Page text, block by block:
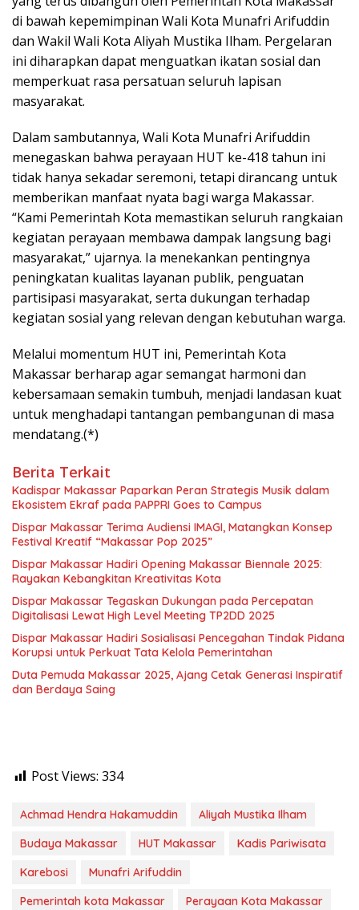
di bawah kepemimpinan Wali Kota Munafri Arifuddin
dan Wakil Wali Kota Aliyah Mustika Ilham. Pergelaran
ini diharapkan dapat menguatkan ikatan sosial dan
memperkuat rasa persatuan seluruh lapisan
masyarakat.
Dalam sambutannya, Wali Kota Munafri Arifuddin
menegaskan bahwa perayaan HUT ke-418 tahun ini
tidak hanya sekadar seremoni, tetapi dirancang untuk
memberikan manfaat nyata bagi warga Makassar.
“Kami Pemerintah Kota memastikan seluruh rangkaian
kegiatan perayaan membawa dampak langsung bagi
masyarakat,” ujarnya. Ia menekankan pentingnya
peningkatan kualitas layanan publik, penguatan
partisipasi masyarakat, serta dukungan terhadap
kegiatan sosial yang relevan dengan kebutuhan warga.
Melalui momentum HUT ini, Pemerintah Kota
Makassar berharap agar semangat harmoni dan
kebersamaan semakin tumbuh, menjadi landasan kuat
untuk menghadapi tantangan pembangunan di masa
mendatang.(*)
Berita Terkait
Kadispar Makassar Paparkan Peran Strategis Musik dalam
Ekosistem Ekraf pada PAPPRI Goes to Campus
Dispar Makassar Terima Audiensi IMAGI, Matangkan Konsep
Festival Kreatif “Makassar Pop 2025”
Dispar Makassar Hadiri Opening Makassar Biennale 2025:
Rayakan Kebangkitan Kreativitas Kota
Dispar Makassar Tegaskan Dukungan pada Percepatan
Digitalisasi Lewat High Level Meeting TP2DD 2025
Dispar Makassar Hadiri Sosialisasi Pencegahan Tindak Pidana
Korupsi untuk Perkuat Tata Kelola Pemerintahan
Duta Pemuda Makassar 2025, Ajang Cetak Generasi Inspiratif
dan Berdaya Saing
Post Views: 334
Achmad Hendra Hakamuddin
Aliyah Mustika Ilham
Budaya Makassar
HUT Makassar
Kadis Pariwisata
Karebosi
Munafri Arifuddin
Pemerintah kota Makassar
Perayaan Kota Makassar